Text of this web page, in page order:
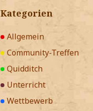
Kategorien
Allgemein
Community-Treffen
Quidditch
Unterricht
Wettbewerb